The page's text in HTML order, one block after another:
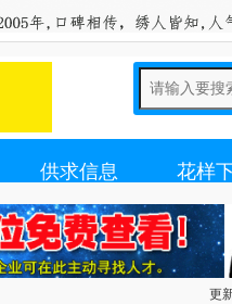
供求信息 花样
更